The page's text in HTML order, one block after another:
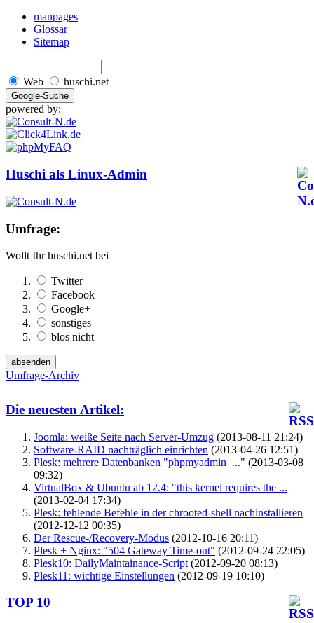
manpages
Glossar
Sitemap
Web huschi.net
powered by:
Huschi als Linux-Admin
Umfrage:
Wollt Ihr huschi.net bei
Twitter
Facebook
Google+
sonstiges
blos nicht
Umfrage-Archiv
Die neuesten Artikel:
Joomla: weiße Seite nach Server-Umzug (2013-08-11 21:24)
Software-RAID nachträglich einrichten (2013-04-26 12:51)
Plesk: mehrere Datenbanken "phpmyadmin_..." (2013-03-08
09:32)
VirtualBox & Ubuntu ab 12.4: "this kernel requires the ...
(2013-02-04 17:34)
Plesk: fehlende Befehle in der chrooted-shell nachinstallieren
(2012-12-12 00:35)
Der Rescue-/Recovery-Modus (2012-10-16 20:11)
Plesk + Nginx: "504 Gateway Time-out" (2012-09-24 22:05)
Plesk10: DailyMaintainance-Script (2012-09-20 08:13)
Plesk11: wichtige Einstellungen (2012-09-19 10:10)
TOP 10